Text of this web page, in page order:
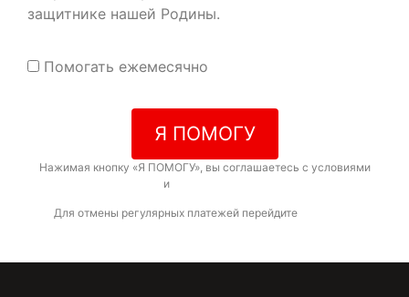
защитнике нашей Родины.
Помогать ежемесячно
Я ПОМОГУ
Нажимая кнопку «Я ПОМОГУ», вы соглашаетесь с условиями
и
Для отмены регулярных платежей перейдите